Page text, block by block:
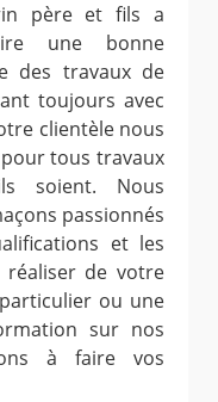
père et fils a
une bonne
des travaux de
toujours avec
clientèle nous
tous travaux
soient. Nous
passionnés
et les
réaliser de votre
ou une
sur nos
à faire vos